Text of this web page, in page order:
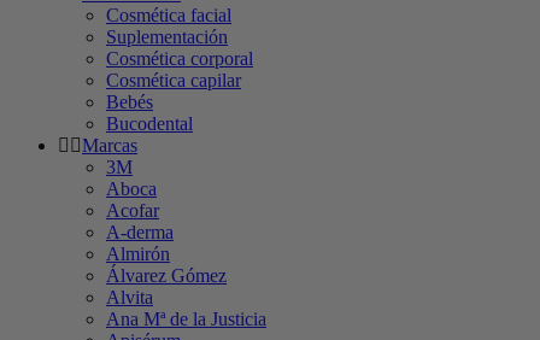
Cosmética facial
Suplementación
Cosmética corporal
Cosmética capilar
Bebés
Bucodental
Marcas
3M
Aboca
Acofar
A-derma
Almirón
Álvarez Gómez
Alvita
Ana Mª de la Justicia